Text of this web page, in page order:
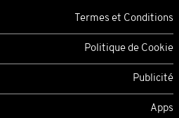
Termes et Conditions
Politique de Cookie
Publicité
Apps